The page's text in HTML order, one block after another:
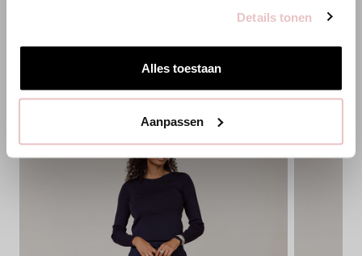
Details tonen
Alles toestaan
Aanpassen